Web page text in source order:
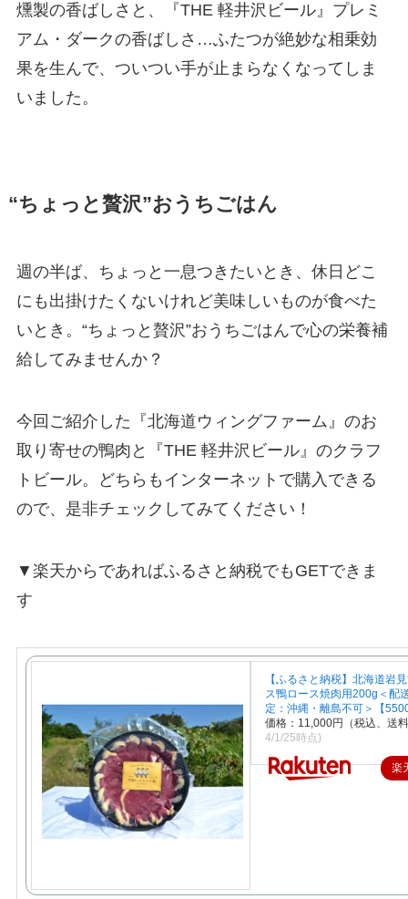
燻製の香ばしさと、『THE 軽井沢ビール』プレミ
アム・ダークの香ばしさ…ふたつが絶妙な相乗効
果を生んで、ついつい手が止まらなくなってしま
いました。
“ちょっと贅沢”おうちごはん
週の半ば、ちょっと一息つきたいとき、休日どこ
にも出掛けたくないけれど美味しいものが食べた
いとき。“ちょっと贅沢”おうちごはんで心の栄養補
給してみませんか？
今回ご紹介した『北海道ウィングファーム』のお
取り寄せの鴨肉と『THE 軽井沢ビール』のクラフ
トビール。どちらもインターネットで購入できる
ので、是非チェックしてみてください！
▼楽天からであればふるさと納税でもGETできま
す
【ふるさと納税】北海道岩
ス鴨ロース焼肉用200g＜配
定：沖縄・離島不可＞【
価格：11,000円（税込、送
4/1/25時点)
楽